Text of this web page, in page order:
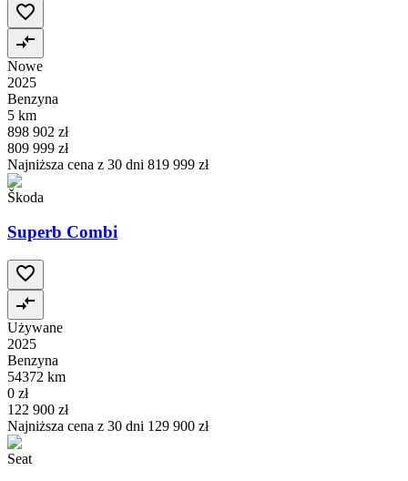
Nowe
2025
Benzyna
5 km
898 902 zł
809 999 zł
Najniższa cena z 30 dni 819 999 zł
Škoda
Superb Combi
Używane
2025
Benzyna
54372 km
0 zł
122 900 zł
Najniższa cena z 30 dni 129 900 zł
Seat